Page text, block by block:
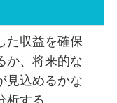
た収益を確保
か、将来的な
見込めるかな